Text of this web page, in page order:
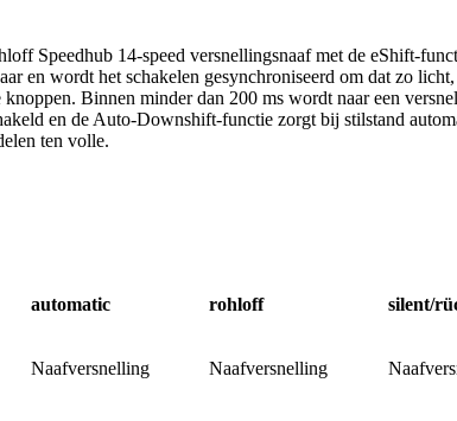
Speedhub 14-speed versnellingsnaaf met de eShift-
en wordt het schakelen gesynchroniseerd om dat zo
Binnen minder dan 200 ms wordt naar een
en de Auto-Downshift-functie zorgt bij stilstand
ten volle.
automatic rohloff silent/
Naafversnelling Naafversnelling